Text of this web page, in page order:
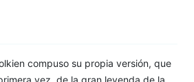
compuso su propia versión, que
vez, de la gran leyenda de la